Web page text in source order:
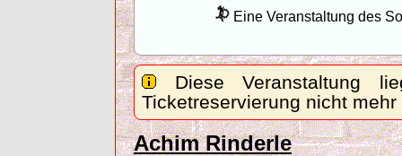
Eine Veranstaltung des
Diese Veranstaltung
Ticketreservierung nicht
Achim Rinderle